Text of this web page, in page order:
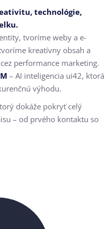
technológie,
tvoríme weby a e-
kreatívny obsah a
performance marketing.
– AI inteligencia ui42, ktorá
výhodu.
dokáže pokryť celý
– od prvého kontaktu so